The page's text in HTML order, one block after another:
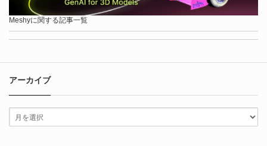
Meshyに関する記事一覧
アーカイブ